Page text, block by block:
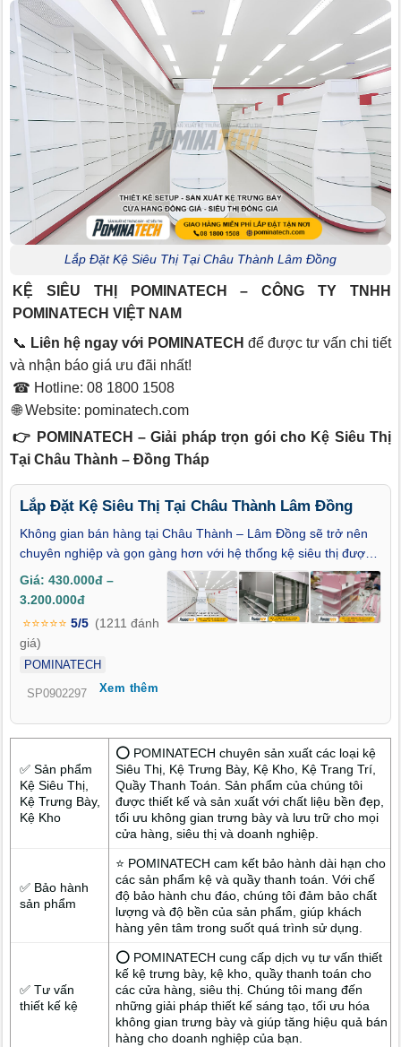
Lắp Đặt Kệ Siêu Thị Tại Châu Thành Lâm Đồng
KỆ SIÊU THỊ POMINATECH – CÔNG TY TNHH
POMINATECH VIỆT NAM
📞 Liên hệ ngay với POMINATECH để được tư vấn chi tiết
và nhận báo giá ưu đãi nhất!
☎ Hotline: 08 1800 1508
🌐 Website: pominatech.com
👉 POMINATECH – Giải pháp trọn gói cho Kệ Siêu Thị
Tại Châu Thành – Đồng Tháp
Lắp Đặt Kệ Siêu Thị Tại Châu Thành Lâm Đồng
Không gian bán hàng tại Châu Thành – Lâm Đồng sẽ trở nên
chuyên nghiệp và gọn gàng hơn với hệ thống kệ siêu thị được
thiết kế theo nhu cầu thực tế. Chúng tôi cung cấp các dòng kệ
đa dạng về mẫu mã và kích thước, phù hợp với nhiều loại hình
kinh doanh như cửa hàng tiện lợi, tạp hóa, siêu thị mini. Kệ làm
từ thép sơn tĩnh điện chất lượng cao, lắp đặt nhanh chóng, dễ
di chuyển và điều chỉnh. Dịch vụ tư vấn tận nơi, hỗ trợ thiết kế
mặt bằng và bảo hành đầy đủ sau thi công.
Giá: 430.000đ –
3.200.000đ
⭐⭐⭐⭐⭐ 5/5 (1211 đánh
giá)
POMINATECH
SP0902297 Xem thêm
✅ Sản phẩm
Kệ Siêu Thị,
Kệ Trưng Bày,
Kệ Kho
⭕ POMINATECH chuyên sản xuất các loại kệ
Siêu Thị, Kệ Trưng Bày, Kệ Kho, Kệ Trang Trí,
Quầy Thanh Toán. Sản phẩm của chúng tôi
được thiết kế và sản xuất với chất liệu bền đẹp,
tối ưu không gian trưng bày và lưu trữ cho mọi
cửa hàng, siêu thị và doanh nghiệp.
✅ Bảo hành
sản phẩm
⭐ POMINATECH cam kết bảo hành dài hạn cho
các sản phẩm kệ và quầy thanh toán. Với chế
độ bảo hành chu đáo, chúng tôi đảm bảo chất
lượng và độ bền của sản phẩm, giúp khách
hàng yên tâm trong suốt quá trình sử dụng.
✅ Tư vấn
thiết kế kệ
⭕ POMINATECH cung cấp dịch vụ tư vấn thiết
kế kệ trưng bày, kệ kho, quầy thanh toán cho
các cửa hàng, siêu thị. Chúng tôi mang đến
những giải pháp thiết kế sáng tạo, tối ưu hóa
không gian trưng bày và giúp tăng hiệu quả bán
hàng cho doanh nghiệp của bạn.